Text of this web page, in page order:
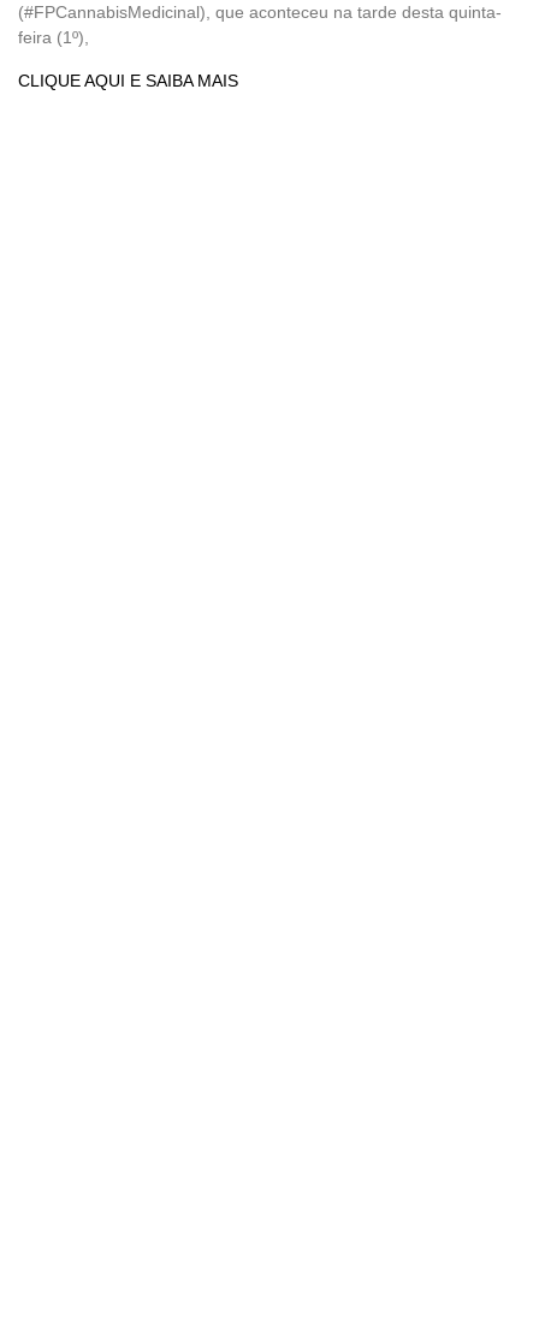
(#FPCannabisMedicinal), que aconteceu na tarde desta quinta-
feira (1º),
CLIQUE AQUI E SAIBA MAIS